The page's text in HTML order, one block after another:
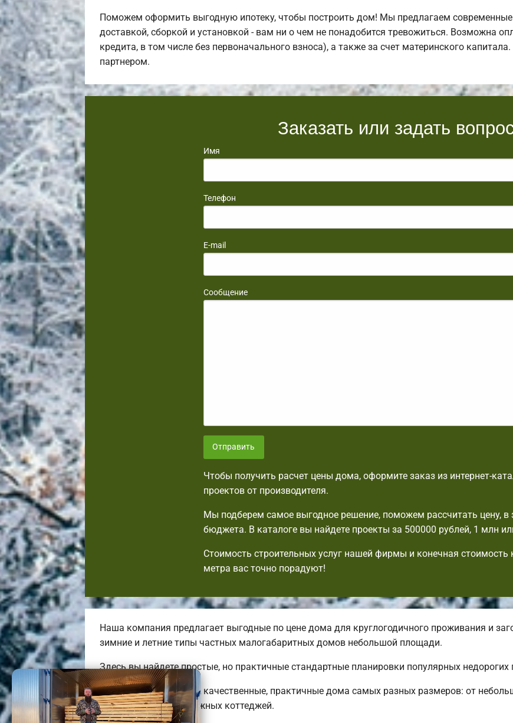
Поможем оформить выгодную ипотеку, чтобы построить дом! Мы предлагаем современные
доставкой, сборкой и установкой - вам ни о чем не понадобится тревожиться. Возможна
кредита, в том числе без первоначального взноса), а также за счет материнского
партнером.
Заказать или задать
Имя
Телефон
E-mail
Сообщение
Отправить
Чтобы получить расчет цены дома, оформите заказ из интернет-
проектов от производителя.
Мы подберем самое выгодное решение, поможем рассчитать цену, в
бюджета. В каталоге вы найдете проекты за 500000 рублей, 1 млн
Стоимость строительных услуг нашей фирмы и конечная стоимость
метра вас точно порадуют!
Наша компания предлагает выгодные по цене дома для круглогодичного проживания и
зимние и летние типы частных малогабаритных домов небольшой площади.
Здесь вы найдете простые, но практичные стандартные планировки популярных недорогих
Строим оригинальные, качественные, практичные дома самых разных размеров: от
больших двух-трехэтажных коттеджей.